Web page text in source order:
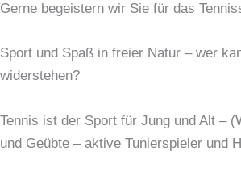
Gerne begeistern wir Sie für das
Sport und Spaß in freier Natur – wer
widerstehen?
Tennis ist der Sport für Jung und Alt –
und Geübte – aktive Tunierspieler und